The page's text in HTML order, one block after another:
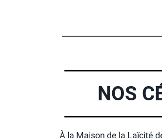
NOS
À la Maison de la Laïcité